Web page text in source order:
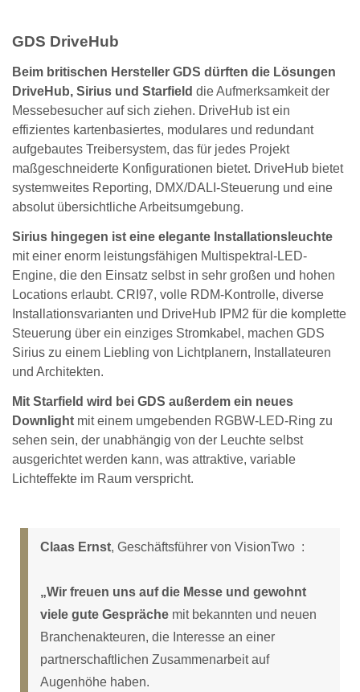
GDS DriveHub
Beim britischen Hersteller GDS dürften die Lösungen
DriveHub, Sirius und Starfield die Aufmerksamkeit der
Messebesucher auf sich ziehen. DriveHub ist ein
effizientes kartenbasiertes, modulares und redundant
aufgebautes Treibersystem, das für jedes Projekt
maßgeschneiderte Konfigurationen bietet. DriveHub bietet
systemweites Reporting, DMX/DALI-Steuerung und eine
absolut übersichtliche Arbeitsumgebung.
Sirius hingegen ist eine elegante Installationsleuchte
mit einer enorm leistungsfähigen Multispektral-LED-
Engine, die den Einsatz selbst in sehr großen und hohen
Locations erlaubt. CRI97, volle RDM-Kontrolle, diverse
Installationsvarianten und DriveHub IPM2 für die komplette
Steuerung über ein einziges Stromkabel, machen GDS
Sirius zu einem Liebling von Lichtplanern, Installateuren
und Architekten.
Mit Starfield wird bei GDS außerdem ein neues
Downlight mit einem umgebenden RGBW-LED-Ring zu
sehen sein, der unabhängig von der Leuchte selbst
ausgerichtet werden kann, was attraktive, variable
Lichteffekte im Raum verspricht.
Claas Ernst, Geschäftsführer von VisionTwo :
„Wir freuen uns auf die Messe und gewohnt
viele gute Gespräche mit bekannten und neuen
Branchenakteuren, die Interesse an einer
partnerschaftlichen Zusammenarbeit auf
Augenhöhe haben.